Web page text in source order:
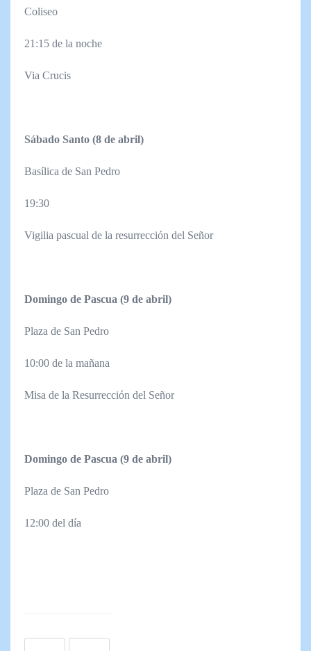
Coliseo
21:15 de la noche
Via Crucis
Sábado Santo (8 de abril)
Basílica de San Pedro
19:30
Vigilia pascual de la resurrección del Señor
Domingo de Pascua (9 de abril)
Plaza de San Pedro
10:00 de la mañana
Misa de la Resurrección del Señor
Domingo de Pascua (9 de abril)
Plaza de San Pedro
12:00 del día